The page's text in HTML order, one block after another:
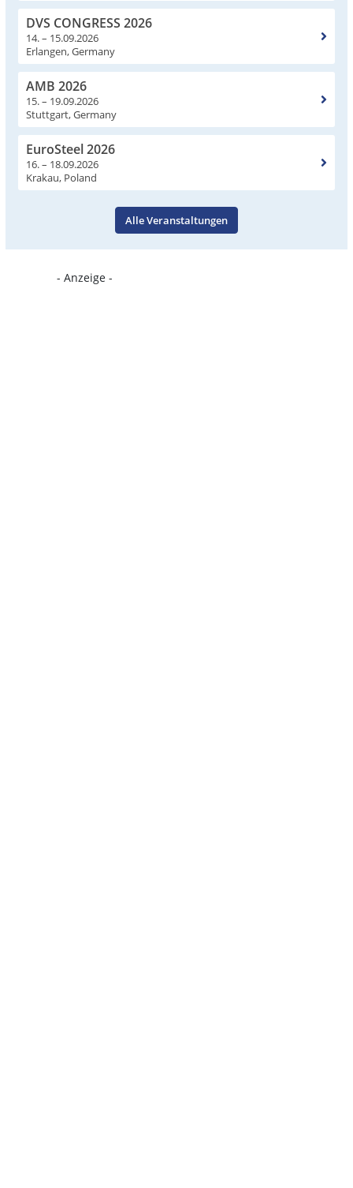
DVS CONGRESS 2026
14. – 15.09.2026
Erlangen, Germany
AMB 2026
15. – 19.09.2026
Stuttgart, Germany
EuroSteel 2026
16. – 18.09.2026
Krakau, Poland
Alle Veranstaltungen
- Anzeige -